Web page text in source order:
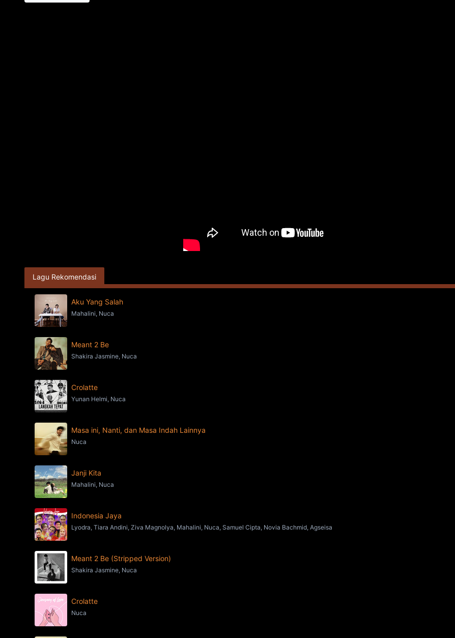
Lagu Rekomendasi
Aku Yang Salah
Mahalini, Nuca
Meant 2 Be
Shakira Jasmine, Nuca
Crolatte
Yunan Helmi, Nuca
Masa ini, Nanti, dan Masa Indah Lainnya
Nuca
Janji Kita
Mahalini, Nuca
Indonesia Jaya
Lyodra, Tiara Andini, Ziva Magnolya, Mahalini, Nuca, Samuel Cipta, Novia Bachmid, Agseisa
Meant 2 Be (Stripped Version)
Shakira Jasmine, Nuca
Crolatte
Nuca